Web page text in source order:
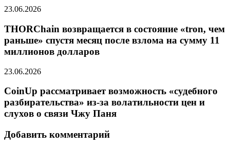
23.06.2026
THORChain возвращается в состояние «tron, чем
раньше» спустя месяц после взлома на сумму 11
миллионов долларов
23.06.2026
CoinUp рассматривает возможность «судебного
разбирательства» из-за волатильности цен и
слухов о связи Чжу Паня
Добавить комментарий